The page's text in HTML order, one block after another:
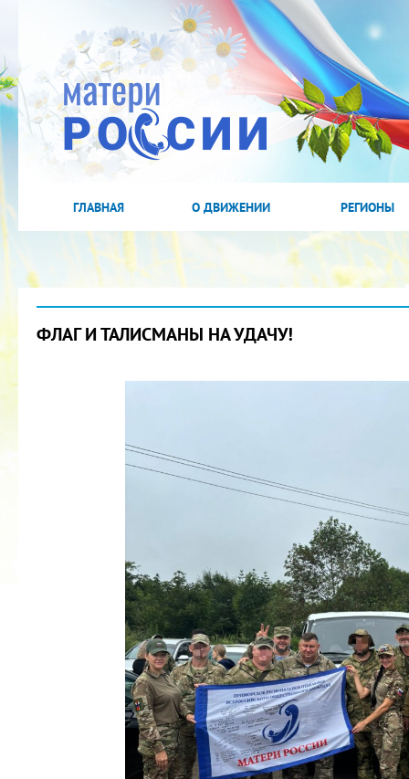
ГЛАВНАЯ О ДВИЖЕНИИ РЕГИОНЫ
ФЛАГ И ТАЛИСМАНЫ НА УДАЧУ!
2022 ГОД ПРОВОЗГЛАШЕН ГОДОМ
МАТЕРИ В ЯКУТИИ
19.12.2021